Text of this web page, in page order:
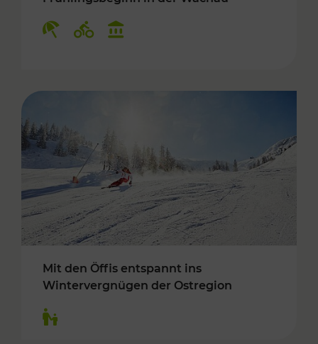
Mit den Öffis entspannt ins
Wintervergnügen der Ostregion